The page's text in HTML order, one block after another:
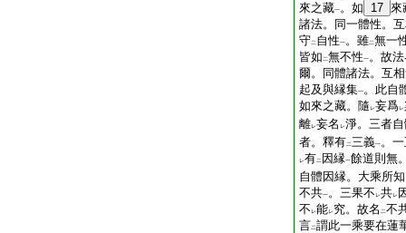
來之藏一。如 17 來
諸法。同一體性。
守二 自性一。雖二無一
皆如 二無不性一。故
爾。同體諸法。互
起及與縁集一。此自
如來之藏。隨 レ妄爲レ
離レ妄名 レ淨。三者
者。釋有二三義一。
レ有二 因縁一餘道則無
自體因縁。大乘所
不共一。三果不 レ共レ
不 レ能レ究。故名 二不
言二謂此一乘要在蓮